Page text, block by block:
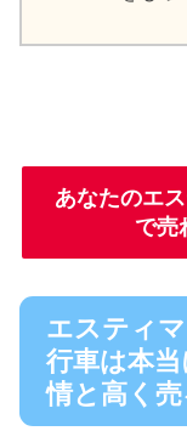
あなたのエ
で売
エスティ
行車は本
情と高く